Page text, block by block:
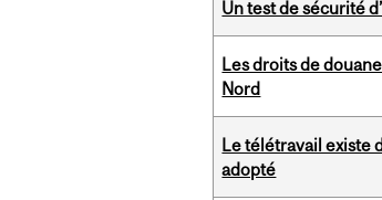
Un test de sécurité
Les droits de
Nord
Le télétravail existe
adopté